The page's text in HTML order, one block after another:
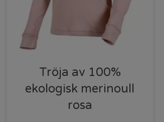
Tröja av 100%
ekologisk merinoull
rosa